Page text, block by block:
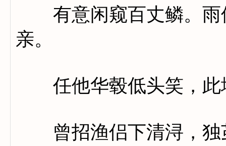
有意闲窥百丈鳞。雨
亲。
任他华毂低头笑，此
曾招渔侣下清浔，独